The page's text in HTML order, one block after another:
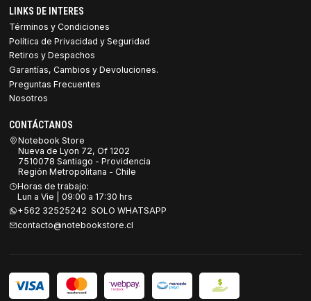
LINKS DE INTERES
Términos y Condiciones
Política de Privacidad y Seguridad
Retiros y Despachos
Garantías, Cambios y Devoluciones.
Preguntas Frecuentes
Nosotros
CONTÁCTANOS
Notebook Store
Nueva de Lyon 72, Of 1202
7510078 Santiago - Providencia
Región Metropolitana - Chile
Horas de trabajo:
Lun a Vie | 09:00 a 17:30 hrs
+562 32525242 SOLO WHATSAPP
contacto@notebookstore.cl